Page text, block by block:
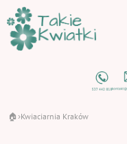
🏠 ›Kwiaciarnia Kraków